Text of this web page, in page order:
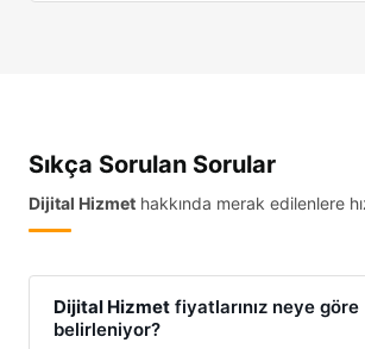
Sıkça Sorulan Sorular
Dijital Hizmet hakkında merak edilenlere
Dijital Hizmet fiyatlarınız neye göre
belirleniyor?